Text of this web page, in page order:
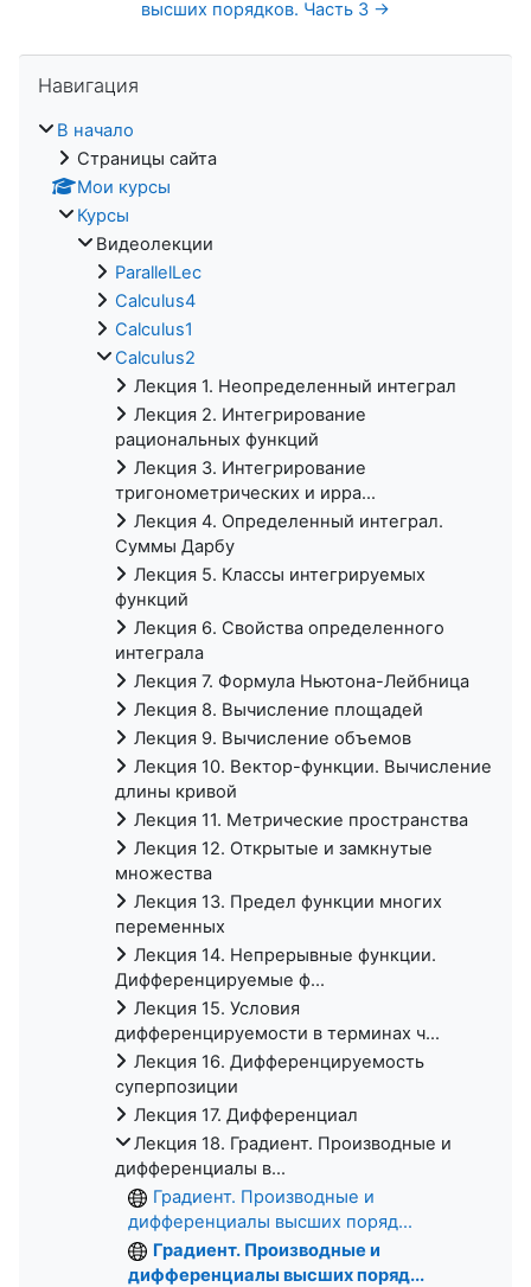
высших порядков. Часть 3 →
Навигация
В начало
Страницы сайта
Мои курсы
Курсы
Видеолекции
ParallelLec
Calculus4
Calculus1
Calculus2
Лекция 1. Неопределенный интеграл
Лекция 2. Интегрирование
рациональных функций
Лекция 3. Интегрирование
тригонометрических и ирра...
Лекция 4. Определенный интеграл.
Суммы Дарбу
Лекция 5. Классы интегрируемых
функций
Лекция 6. Свойства определенного
интеграла
Лекция 7. Формула Ньютона-Лейбница
Лекция 8. Вычисление площадей
Лекция 9. Вычисление объемов
Лекция 10. Вектор-функции. Вычисление
длины кривой
Лекция 11. Метрические пространства
Лекция 12. Открытые и замкнутые
множества
Лекция 13. Предел функции многих
переменных
Лекция 14. Непрерывные функции.
Дифференцируемые ф...
Лекция 15. Условия
дифференцируемости в терминах ч...
Лекция 16. Дифференцируемость
суперпозиции
Лекция 17. Дифференциал
Лекция 18. Градиент. Производные и
дифференциалы в...
Градиент. Производные и
дифференциалы высших поряд...
Градиент. Производные и
дифференциалы высших поряд...